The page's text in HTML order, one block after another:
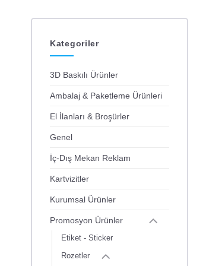
Kategoriler
3D Baskılı Ürünler
Ambalaj & Paketleme Ürünleri
El İlanları & Broşürler
Genel
İç-Dış Mekan Reklam
Kartvizitler
Kurumsal Ürünler
Promosyon Ürünler
Etiket - Sticker
Rozetler